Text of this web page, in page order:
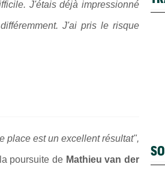
J'étais déjà impressionné
J'ai pris le risque
place est un excellent résultat",
poursuite de Mathieu van der